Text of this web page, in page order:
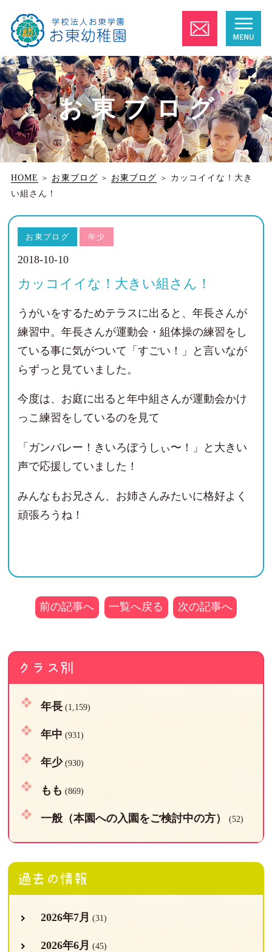
お東ブログ
HOME ＞ お東ブログ ＞ お東ブログ ＞ カッコイイな！大き
い組さん！
お東ブログ 年少
2018-10-10
カッコイイな！大きい組さん！
うがいをするためテラスに出ると、年長さんが
練習中。 年長さんが運動会・組体操の練習をし
ている事に気がついて「すごい！」と言いなが
らずっと見ていました。
今度は、お庭に出ると年中組さんが運動会かけ
っこ練習をしているのを見て
「ガンバレー！きいろぼうしぃ〜！」と大きい
声で応援していました！
みんなもお兄さん、お姉さんみたいに格好よく
頑張ろうね！
前の記事へ 一覧へ戻る 次の記事へ
クラス別
年長(1,159)
年中 (931)
年少(930)
もも (869)
一般（本園への入園をご検討中の方） (52)
過去の情報
2026年7月 (31)
2026年6月 (45)